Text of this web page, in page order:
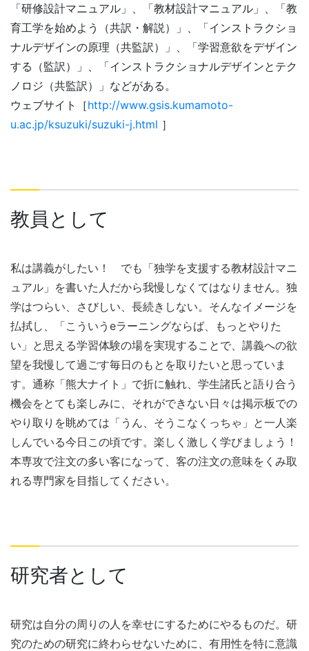
「研修設計マニュアル」、「教材設計マニュアル」、「教
育工学を始めよう（共訳・解説）」、「インストラクショ
ナルデザインの原理（共監訳）」、「学習意欲をデザイン
する（監訳）」、「インストラクショナルデザインとテク
ノロジ（共監訳）」などがある。
ウェブサイト［http://www.gsis.kumamoto-
u.ac.jp/ksuzuki/suzuki-j.html ］
教員として
私は講義がしたい！ でも「独学を支援する教材設計マニ
ュアル」を書いた人だから我慢しなくてはなりません。独
学はつらい、さびしい、長続きしない。そんなイメージを
払拭し、「こういうeラーニングならば、もっとやりた
い」と思える学習体験の場を実現することで、講義への欲
望を我慢して過ごす毎日のもとを取りたいと思っていま
す。通称「熊大ナイト」で折に触れ、学生諸氏と語り合う
機会をとても楽しみに、それができない日々は掲示板での
やり取りを眺めては「うん、そうこなくっちゃ」と一人楽
しんでいる今日この頃です。楽しく激しく学びましょう！
本専攻で注文の多い客になって、客の注文の意味をくみ取
れる専門家を目指してください。
研究者として
研究は自分の周りの人を幸せにするためにやるものだ。研
究のための研究に終わらせないために、有用性を特に意識